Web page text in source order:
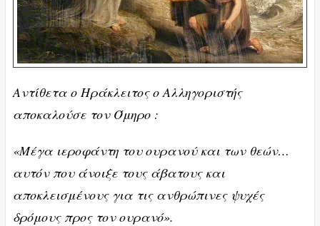
Αντίθετα ο Ηράκλειτος ο Αλληγοριστής
αποκαλούσε τον Όμηρο :
«Mέγα ιεροφάντη του ουρανού και των θεών…
αυτόν που άνοιξε τους άβατους και
αποκλεισμένους για τις ανθρώπινες ψυχές
δρόμους προς τον ουρανό».